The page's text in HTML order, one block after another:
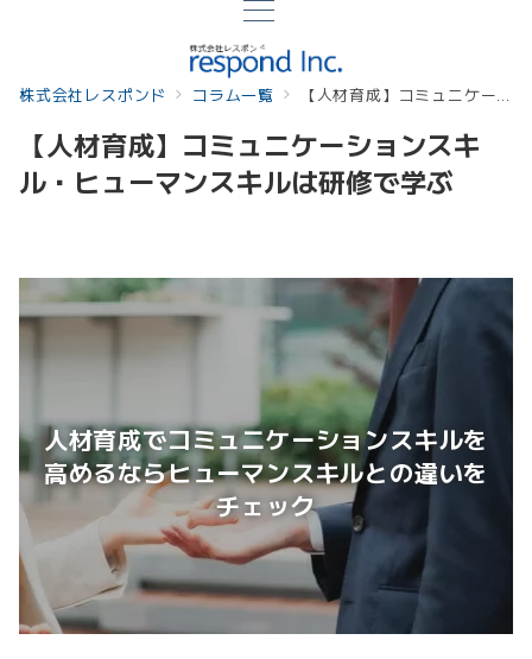
株式会社レスポンド コラム一覧 【人材育成】コミュニケーションスキル・ヒューマンスキルは研修で学ぶ
【人材育成】コミュニケーションスキ
ル・ヒューマンスキルは研修で学ぶ
人材育成でコミュニケーションスキルを
高めるならヒューマンスキルとの違いを
チェック